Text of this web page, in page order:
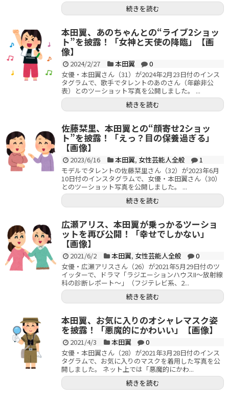
続きを読む
本田翼、あのちゃんとの“ライブ2ショッ
ト”を披露！「女神と天使の降臨」【画
像】
2024/2/27 本田翼
0
女優・本田翼さん（31）が2024年2月23日付のインス
タグラムで、歌手でタレントのあのさん（年齢非公
表）とのツーショット写真を公開しました。 ...
続きを読む
佐藤栞里、本田翼との“顔寄せ2ショッ
ト”を披露！「えっ？目の保養過ぎる」
【画像】
2023/6/16 本田翼, 女性芸能人全般
1
モデルでタレントの佐藤栞里さん（32）が2023年6月
10日付のインスタグラムで、女優・本田翼さん（30）
とのツーショット写真を公開しました。 ...
続きを読む
広瀬アリス、本田翼が乗っかるツーショ
ットを再び公開！「幸せでしかない」
【画像】
2021/6/2 本田翼, 女性芸能人全般
0
女優・広瀬アリスさん（26）が2021年5月29日付のツ
イッターで、ドラマ「ラジエーションハウスII～放射線
科の診断レポート～」（フジテレビ系、2...
続きを読む
本田翼、お気に入りのオシャレマスク姿
を披露！「悪魔的にかわいい」【画像】
2021/4/3 本田翼
0
女優・本田翼さん（28）が2021年3月28日付のインス
タグラムで、お気に入りのマスクを着用した写真を公
開しました。 ネット上では「悪魔的にかわ...
続きを読む